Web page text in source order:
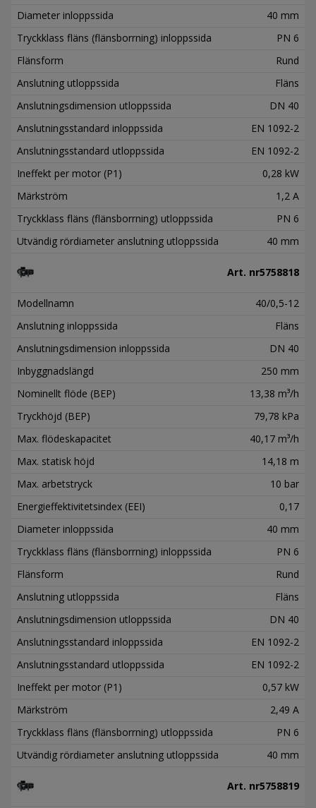
Diameter inloppssida
40 mm
Tryckklass fläns (flänsborrning) inloppssida
PN 6
Flänsform
Rund
Anslutning utloppssida
Fläns
Anslutningsdimension utloppssida
DN 40
Anslutningsstandard inloppssida
EN 1092-2
Anslutningsstandard utloppssida
EN 1092-2
Ineffekt per motor (P1)
0,28 kW
Märkström
1,2 A
Tryckklass fläns (flänsborrning) utloppssida
PN 6
Utvändig rördiameter anslutning utloppssida
40 mm
Art. nr5758818
Modellnamn
40/0,5-12
Anslutning inloppssida
Fläns
Anslutningsdimension inloppssida
DN 40
Inbyggnadslängd
250 mm
Nominellt flöde (BEP)
13,38 m³/h
Tryckhöjd (BEP)
79,78 kPa
Max. flödeskapacitet
40,17 m³/h
Max. statisk höjd
14,18 m
Max. arbetstryck
10 bar
Energieffektivitetsindex (EEI)
0,17
Diameter inloppssida
40 mm
Tryckklass fläns (flänsborrning) inloppssida
PN 6
Flänsform
Rund
Anslutning utloppssida
Fläns
Anslutningsdimension utloppssida
DN 40
Anslutningsstandard inloppssida
EN 1092-2
Anslutningsstandard utloppssida
EN 1092-2
Ineffekt per motor (P1)
0,57 kW
Märkström
2,49 A
Tryckklass fläns (flänsborrning) utloppssida
PN 6
Utvändig rördiameter anslutning utloppssida
40 mm
Art. nr5758819